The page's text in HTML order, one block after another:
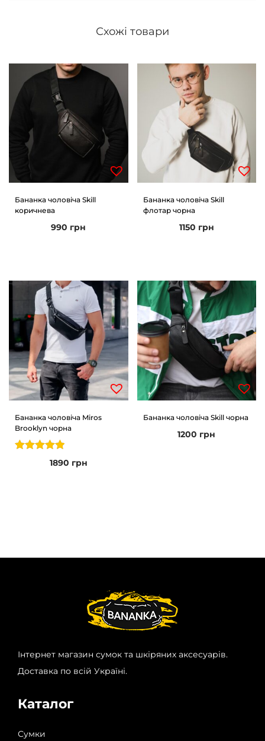
Схожі товари
Бананка чоловіча Skill
коричнева
990 грн
Бананка чоловіча Skill
флотар чорна
1150 грн
Бананка чоловіча Miros
Brooklyn чорна
1890 грн
Бананка чоловіча Skill чорна
1200 грн
Інтернет магазин сумок та шкіряних аксесуарів.
Доставка по всій Україні.
Каталог
Сумки